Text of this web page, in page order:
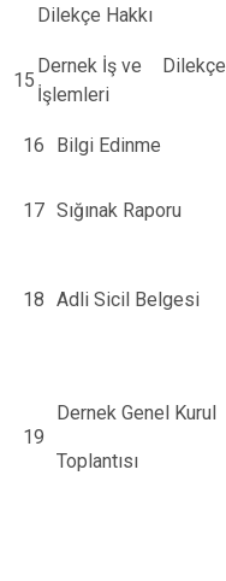
Dilekçe Hakkı
15
Dernek İş ve
İşlemleri
Dilekçe
16 Bilgi Edinme
17 Sığınak Raporu
18 Adli Sicil Belgesi
19
Dernek Genel Kurul
Toplantısı